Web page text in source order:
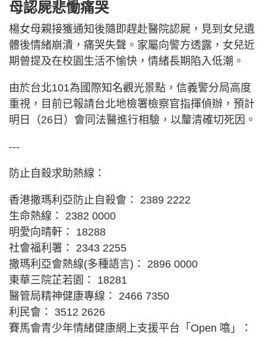
母認屍悲慟痛哭
楊女母親接獲通知後隨即趕赴醫院認屍，見到女兒遺
體後情緒崩潰，痛哭失聲。家屬向警方透露，女兒近
期曾提及在校園生活不愉快，情緒長期陷入低潮。
由於台北101為國際知名觀光景點，信義警分局高度
重視，目前已報請台北地檢署檢察官指揮偵辦，預計
明日（26日）會同法醫進行相驗，以釐清確切死因。
---
防止自殺求助熱線：
香港撒瑪利亞防止自殺會： 2389 2222
生命熱線： 2382 0000
明愛向晴軒： 18288
社會福利署： 2343 2255
撒瑪利亞會熱線(多種語言)： 2896 0000
東華三院芷若園： 18281
醫管局精神健康專線： 2466 7350
利民會： 3512 2626
賽馬會青少年情緒健康網上支援平台「Open 噏」：